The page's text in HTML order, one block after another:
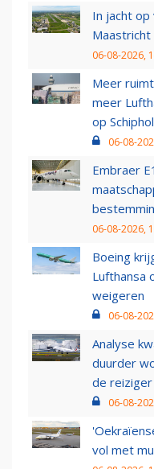
In jacht
Maastricht
06-08-2026,
Meer
meer
op Schiphol
06-08-
Embraer
06-08-2026,
Boeing
Lufthansa
weigeren
06-08-
Analyse
duurder
de reiziger
06-08-
vol met